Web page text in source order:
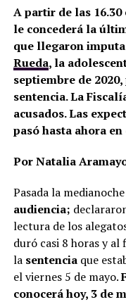
A partir de las
le concederá la
que llegaron
Rueda,la
septiembre de
sentencia. La
acusados. Las
pasó hasta ahora
Por Natalia
Pasada la
audiencia;
lectura de los
duró casi 8 horas y al
la sentenciaque
el viernes 5 de mayo.
conocerá hoy, 3 de